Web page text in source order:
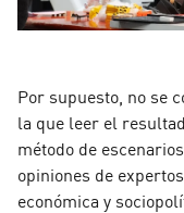
Por supuesto, no se
la que leer el
método de
opiniones de
económica y